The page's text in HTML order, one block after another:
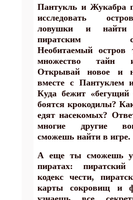
Пантукль и Жукабра
исследовать
ловушки и
пиратским
Необитаемый остров
множество тайн
Открывай новое и
вместе с Пантуклем
Куда бежит «бегущий
боятся крокодилы?
едят насекомых?
многие другие
сможешь найти в игре.
А еще ты сможешь
пиратах:
кодекс чести,
карты сокровищ и